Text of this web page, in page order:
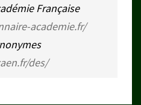
Française
academie.fr/
des/